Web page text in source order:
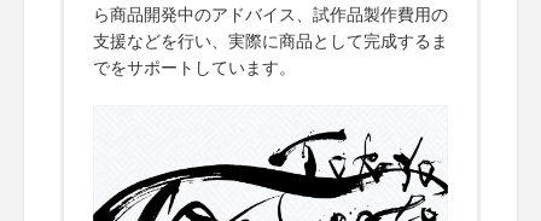
ら商品開発中のアドバイス、試作品製作費用の
支援などを行い、実際に商品として完成するま
でをサポートしています。